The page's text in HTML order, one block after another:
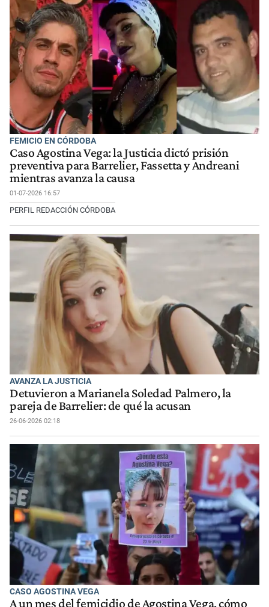
FEMICIO EN CÓRDOBA
Caso Agostina Vega: la Justicia dictó prisión
preventiva para Barrelier, Fassetta y Andreani
mientras avanza la causa
01-07-2026 16:57
PERFIL REDACCIÓN CÓRDOBA
AVANZA LA JUSTICIA
Detuvieron a Marianela Soledad Palmero, la
pareja de Barrelier: de qué la acusan
26-06-2026 02:18
CASO AGOSTINA VEGA
A un mes del femicidio de Agostina Vega, cómo